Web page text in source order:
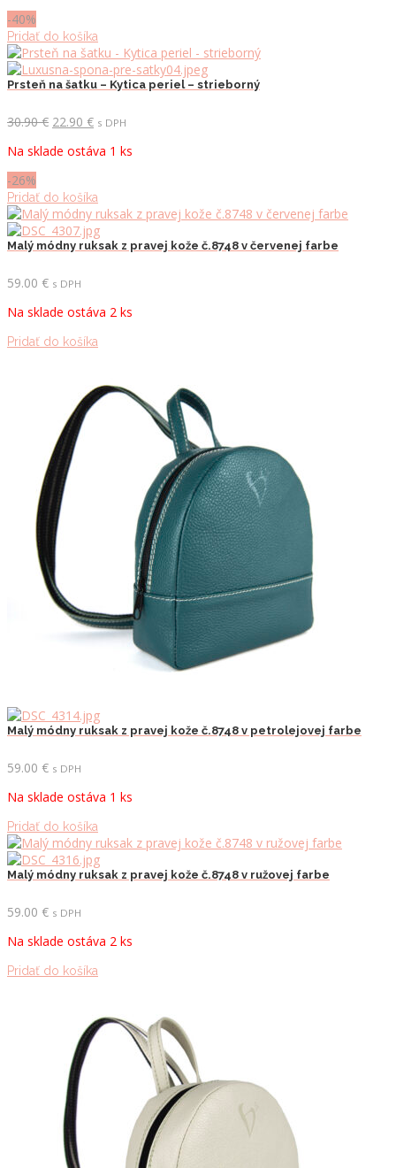
-40%
Pridať do košíka
Prsteň na šatku – Kytica periel – strieborný
30.90€ Pôvodná
bola:
22.90 €Aktuálna
je:
s DPH
Na sklade ostáva 1 ks
-26%
Pridať do košíka
Malý módny ruksak z pravej kože č.8748 v červenej farbe
59.00 € s DPH
Na sklade ostáva 2 ks
Pridať do košíka
Malý módny ruksak z pravej kože č.8748 v petrolejovej farbe
59.00 € s DPH
Na sklade ostáva 1 ks
Pridať do košíka
Malý módny ruksak z pravej kože č.8748 v ružovej farbe
59.00 € s DPH
Na sklade ostáva 2 ks
Pridať do košíka